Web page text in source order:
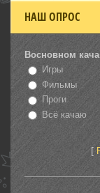
НАШ ОПРОС
Восновном
Игры
Фильмы
Проги
Всё качаю
[